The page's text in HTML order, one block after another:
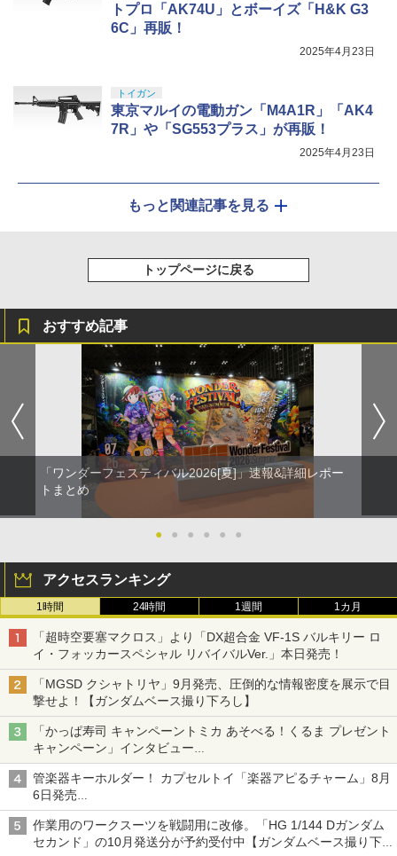
トプロ「AK74U」とボーイズ「H&K G3
6C」再販！
2025年4月23日
トイガン
東京マルイの電動ガン「M4A1R」「AK4
7R」や「SG553プラス」が再販！
2025年4月23日
もっと関連記事を見る
トップページに戻る
おすすめ記事
「ワンダーフェスティバル2026[夏]」速報&詳細レポー
トまとめ
● ● ● ● ● ●
アクセスランキング
1時間 24時間 1週間 1カ月
「超時空要塞マクロス」より「DX超合金 VF-1S バルキリー ロ
イ・フォッカースペシャル リバイバルVer.」本日発売！
「MGSD クシャトリヤ」9月発売、圧倒的な情報密度を展示で目
撃せよ！【ガンダムベース撮り下ろし】
「かっぱ寿司 キャンペーントミカ あそべる！くるま プレゼント
キャンペーン」インタビュー
子どもが楽しめるかっぱ寿司ならではの体験とコラボの楽しさを
追求
管楽器キーホルダー！ カプセルトイ「楽器アピるチャーム」8月
6日発売
チューバ、テナサクなど5種各3色
作業用のワークスーツを戦闘用に改修。「HG 1/144 Dガンダム
セカンド」の10月発送分が予約受付中【ガンダムベース撮り下